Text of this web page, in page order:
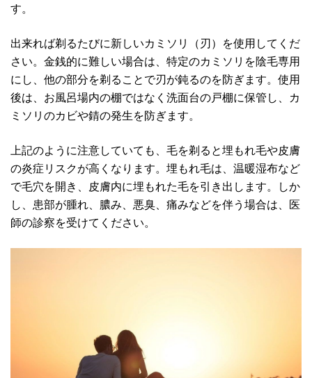
す。
出来れば剃るたびに新しいカミソリ（刃）を使用してくだ
さい。金銭的に難しい場合は、特定のカミソリを陰毛専用
にし、他の部分を剃ることで刃が鈍るのを防ぎます。使用
後は、お風呂場内の棚ではなく洗面台の戸棚に保管し、カ
ミソリのカビや錆の発生を防ぎます。
上記のように注意していても、毛を剃ると埋もれ毛や皮膚
の炎症リスクが高くなります。埋もれ毛は、温暖湿布など
で毛穴を開き、皮膚内に埋もれた毛を引き出します。しか
し、患部が腫れ、膿み、悪臭、痛みなどを伴う場合は、医
師の診察を受けてください。